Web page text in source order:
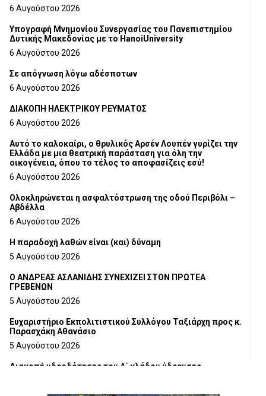
6 Αυγούστου 2026
Υπογραφή Μνημονίου Συνεργασίας του Πανεπιστημίου
Δυτικής Μακεδονίας με το HanoiUniversity
6 Αυγούστου 2026
Σε απόγνωση λόγω αδέσποτων
6 Αυγούστου 2026
ΔΙΑΚΟΠΗ ΗΛΕΚΤΡΙΚΟΥ ΡΕΥΜΑΤΟΣ
6 Αυγούστου 2026
Αυτό το καλοκαίρι, ο θρυλικός Αρσέν Λουπέν γυρίζει την
Ελλάδα με μια θεατρική παράσταση για όλη την
οικογένεια, όπου το τέλος το αποφασίζεις εσύ!
6 Αυγούστου 2026
Ολοκληρώνεται η ασφαλτόστρωση της οδού Περιβόλι –
Αβδέλλα
6 Αυγούστου 2026
H παραδοχή λαθών είναι (και) δύναμη
5 Αυγούστου 2026
Ο ΑΝΔΡΕΑΣ ΑΣΛΑΝΙΔΗΣ ΣΥΝΕΧΙΖΕΙ ΣΤΟΝ ΠΡΩΤΕΑ
ΓΡΕΒΕΝΩΝ
5 Αυγούστου 2026
Ευχαριστήριο Εκπολιτιστικού Συλλόγου Ταξιάρχη προς κ.
Παρασχάκη Αθανάσιο
5 Αυγούστου 2026
Διακοπή υδροδότησης του Α΄ κλάδου ύδρευσης